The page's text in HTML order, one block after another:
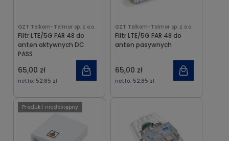
GZT Telkom-Telmor sp. z o.o.
Filtr LTE/5G FAR 48 do
anten aktywnych DC
PASS
65,00 zł
netto: 52,85 zł
GZT Telkom-Telmor sp. z o.o.
Filtr LTE/5G FAR 48 do
anten pasywnych
65,00 zł
netto: 52,85 zł
Produkt niedostępny